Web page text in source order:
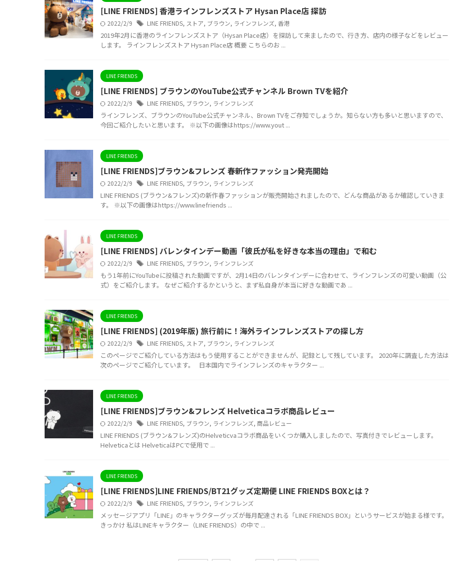
[LINE FRIENDS] 香港ラインフレンズストア Hysan Place店 探訪
2022/2/9 LINE FRIENDS, ストア, ブラウン, ラインフレンズ, 香港
2019年2月に香港のラインフレンズストア（Hysan Place店）を探訪して来ましたので、行き方、店内の様子などをレビュー
します。 ラインフレンズストア Hysan Place店 概要 こちらのお ...
LINE FRIENDS
[LINE FRIENDS] ブラウンのYouTube公式チャンネル Brown TVを紹介
2022/2/9 LINE FRIENDS, ブラウン, ラインフレンズ
ラインフレンズ、ブラウンのYouTube公式チャンネル、Brown TVをご存知でしょうか。知らない方も多いと思いますので、
今回ご紹介したいと思います。 ※以下の画像はhttps://www.yout ...
LINE FRIENDS
[LINE FRIENDS]ブラウン&フレンズ 春新作ファッション発売開始
2022/2/9 LINE FRIENDS, ブラウン, ラインフレンズ
LINE FRIENDS (ブラウン&フレンズ)の新作春ファッションが販売開始されましたので、どんな商品があるか確認していきま
す。 ※以下の画像はhttps://www.linefriends ...
LINE FRIENDS
[LINE FRIENDS] バレンタインデー動画「彼氏が私を好きな本当の理由」で和む
2022/2/9 LINE FRIENDS, ブラウン, ラインフレンズ
もう1年前にYouTubeに投稿された動画ですが、2月14日のバレンタインデーに合わせて、ラインフレンズの可愛い動画（公
式）をご紹介します。 なぜご紹介するかというと、まず私自身が本当に好きな動画であ ...
LINE FRIENDS
[LINE FRIENDS] (2019年版) 旅行前に！海外ラインフレンズストアの探し方
2022/2/9 LINE FRIENDS, ストア, ブラウン, ラインフレンズ
このページでご紹介している方法はもう使用することができませんが、記録として残しています。 2020年に調査した方法は
次のページでご紹介しています。 日本国内でラインフレンズのキャラクター ...
LINE FRIENDS
[LINE FRIENDS]ブラウン&フレンズ Helveticaコラボ商品レビュー
2022/2/9 LINE FRIENDS, ブラウン, ラインフレンズ, 商品レビュー
LINE FRIENDS (ブラウン&フレンズ)のHelveticvaコラボ商品をいくつか購入しましたので、写真付きでレビューします。
Helveticaとは HelveticaはPCで使用で ...
LINE FRIENDS
[LINE FRIENDS]LINE FRIENDS/BT21グッズ定期便 LINE FRIENDS BOXとは？
2022/2/9 LINE FRIENDS, ブラウン, ラインフレンズ
メッセージアプリ「LINE」のキャラクターグッズが毎月配達される「LINE FRIENDS BOX」というサービスが始まる様です。
きっかけ 私はLINEキャラクター（LINE FRIENDS）の中で ...